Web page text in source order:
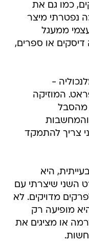
600-700 דיסקים, כמו גם את
נפטרתי מיצר
ממעגל
או ספרים,
-
המוזיקה
מהסבל
והמחשבות
ל-106. אם אני צריך להתמקד
היא
השני שיצרתי עם
מדויקים. לא
מופיעה רק
או מציגים את